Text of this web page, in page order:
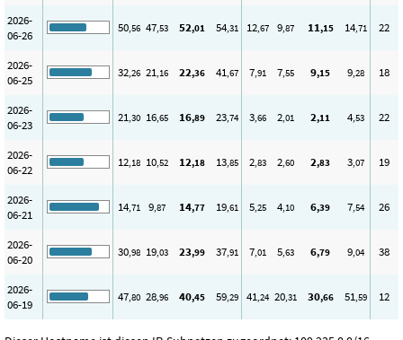
2026-
06-26
50,56 47,53 52,01 54,31 12,67 9,87 11,15 14,71 22
2026-
06-25
32,26 21,16 22,36 41,67 7,91 7,55 9,15 9,28 18
2026-
06-23
21,30 16,65 16,89 23,74 3,66 2,01 2,11 4,53 22
2026-
06-22
12,18 10,52 12,18 13,85 2,83 2,60 2,83 3,07 19
2026-
06-21
14,71 9,87 14,77 19,61 5,25 4,10 6,39 7,54 26
2026-
06-20
30,98 19,03 23,99 37,91 7,01 5,63 6,79 9,04 38
2026-
06-19
47,80 28,96 40,45 59,29 41,24 20,31 30,66 51,59 12